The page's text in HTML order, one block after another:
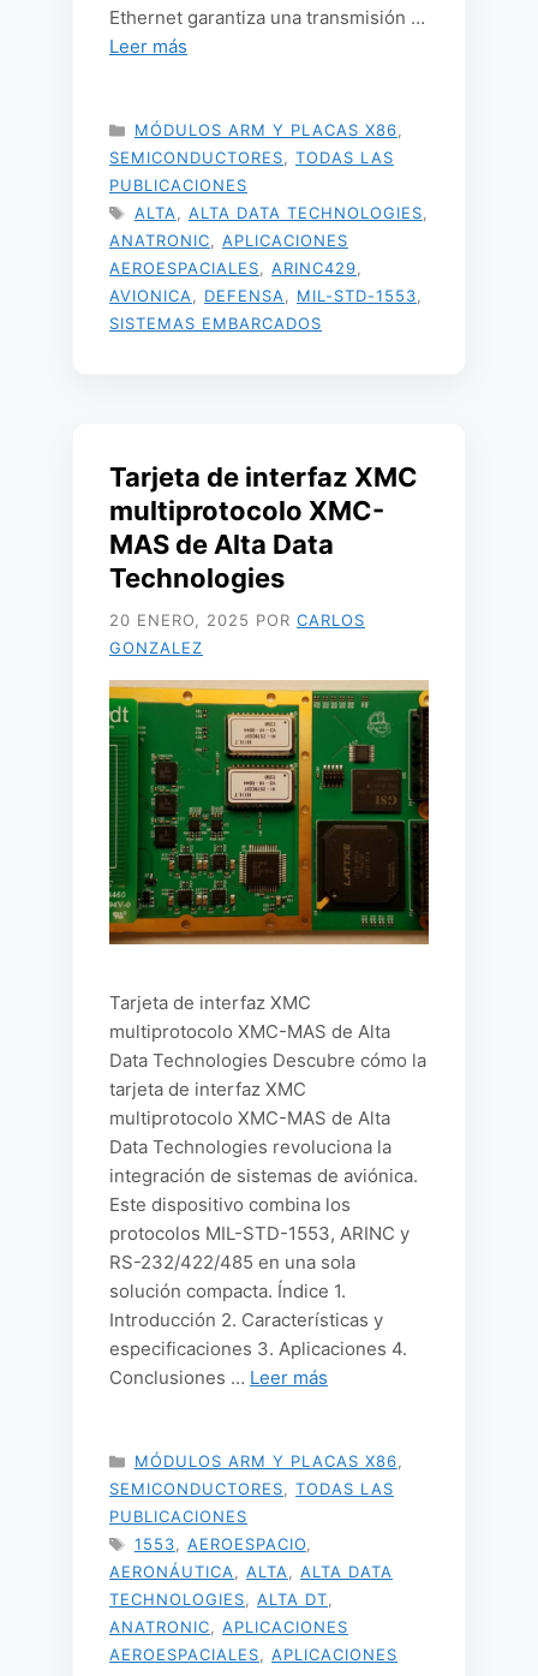
Ethernet garantiza una transmisión …
Leer más
CATEGORÍAS
MÓDULOS ARM Y PLACAS X86
SEMICONDUCTORES
TODAS LAS
PUBLICACIONES
ETIQUETAS
ALTA ALTA DATA TECHNOLOGIES
ANATRONIC
APLICACIONES
AEROESPACIALES
ARINC429
AVIONICA
DEFENSA MIL-STD-1553
SISTEMAS EMBARCADOS
Tarjeta de interfaz XMC
multiprotocolo XMC-
MAS de Alta Data
Technologies
20 ENERO, 2025 POR CARLOS
GONZALEZ
Tarjeta de interfaz XMC
multiprotocolo XMC-MAS de Alta
Data Technologies Descubre cómo la
tarjeta de interfaz XMC
multiprotocolo XMC-MAS de Alta
Data Technologies revoluciona la
integración de sistemas de aviónica.
Este dispositivo combina los
protocolos MIL-STD-1553, ARINC y
RS-232/422/485 en una sola
solución compacta. Índice 1.
Introducción 2. Características y
especificaciones 3. Aplicaciones 4.
Conclusiones … Leer más
CATEGORÍAS
MÓDULOS ARM Y PLACAS X86
SEMICONDUCTORES
TODAS LAS
PUBLICACIONES
ETIQUETAS
1553 AEROESPACIO
AERONÁUTICA
ALTA
ALTA DATA
TECHNOLOGIES
ALTA DT
ANATRONIC
APLICACIONES
AEROESPACIALES
APLICACIONES